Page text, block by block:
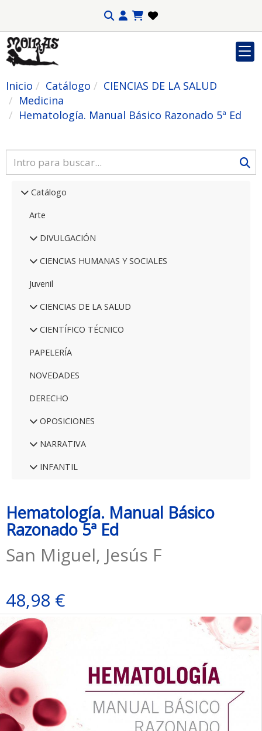
Inicio Catálogo
CIENCIAS DE LA SALUD
Medicina
Hematología. Manual Básico Razonado 5ª Ed
Catálogo
Arte
DIVULGACIÓN
CIENCIAS HUMANAS Y SOCIALES
Juvenil
CIENCIAS DE LA SALUD
CIENTÍFICO TÉCNICO
PAPELERÍA
NOVEDADES
DERECHO
OPOSICIONES
NARRATIVA
INFANTIL
Hematología. Manual Básico
Razonado 5ª Ed
San Miguel, Jesús F
48,98 €